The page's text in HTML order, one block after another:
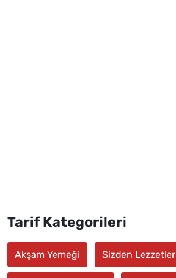
Tarif Kategorileri
Akşam Yemeği Sizden Lezzetler